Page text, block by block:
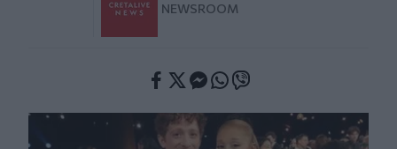
NEWSROOM